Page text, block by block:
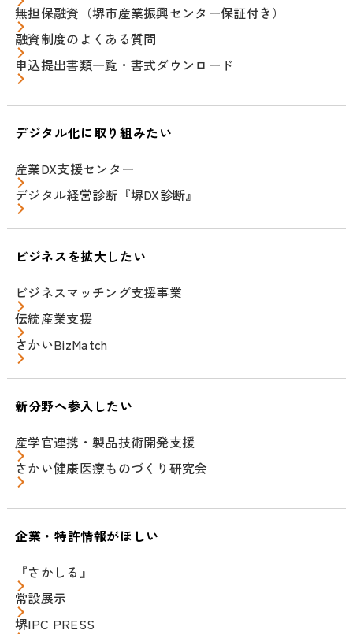
無担保融資（堺市産業振興センター保証付き）
融資制度のよくある質問
申込提出書類一覧・書式ダウンロード
デジタル化に取り組みたい
産業DX支援センター
デジタル経営診断『堺DX診断』
ビジネスを拡大したい
ビジネスマッチング支援事業
伝統産業支援
さかいBizMatch
新分野へ参入したい
産学官連携・製品技術開発支援
さかい健康医療ものづくり研究会
企業・特許情報がほしい
『さかしる』
常設展示
堺IPC PRESS